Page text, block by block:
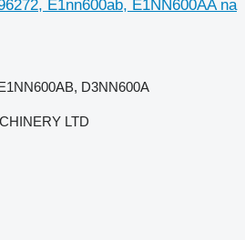
E1nn600ab, E1NN600AA na
D3NN600A
LTD